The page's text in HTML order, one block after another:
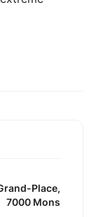
Place,
7000 Mons